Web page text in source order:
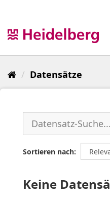
Datensätze
Sortieren nach
Keine